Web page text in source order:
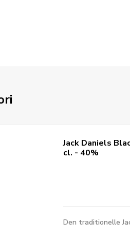
Jack Daniels
cl. - 40%
Den traditionelle